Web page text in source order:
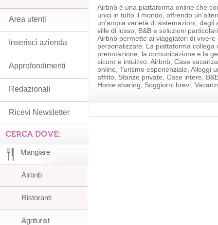
Airbnb è una piattaforma online che
unici in tutto il mondo, offrendo
un'ampia varietà di sistemazioni,
ville di lusso, B&B e soluzioni
Airbnb permette ai viaggiatori di
personalizzate. La piattaforma collega
prenotazione, la comunicazione e la
sicuro e intuitivo. Airbnb, Case
online, Turismo esperienziale, Alloggi
affitto, Stanze private, Case intere,
Home sharing, Soggiorni brevi,
Area utenti
Inserisci azienda
Approfondimenti
Redazionali
Ricevi Newsletter
CERCA DOVE:
Mangiare
Airbnb
Ristoranti
Agriturist